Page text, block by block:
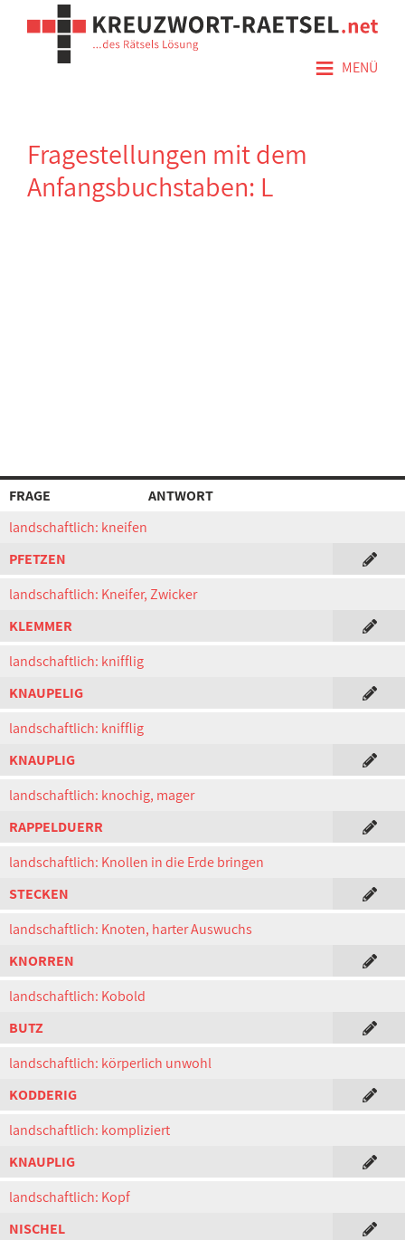
≡ MENÜ
Fragestellungen mit dem
Anfangsbuchstaben: L
FRAGE
ANTWORT
landschaftlich: kneifen
PFETZEN
landschaftlich: Kneifer, Zwicker
KLEMMER
landschaftlich: knifflig
KNAUPELIG
landschaftlich: knifflig
KNAUPLIG
landschaftlich: knochig, mager
RAPPELDUERR
landschaftlich: Knollen in die Erde bringen
STECKEN
landschaftlich: Knoten, harter Auswuchs
KNORREN
landschaftlich: Kobold
BUTZ
landschaftlich: körperlich unwohl
KODDERIG
landschaftlich: kompliziert
KNAUPLIG
landschaftlich: Kopf
NISCHEL